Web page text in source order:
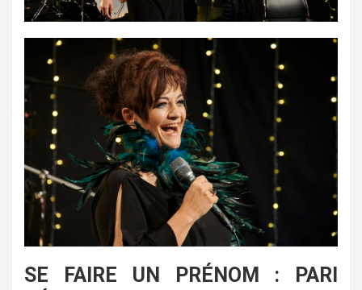
SE FAIRE UN PRÉNOM : PARI